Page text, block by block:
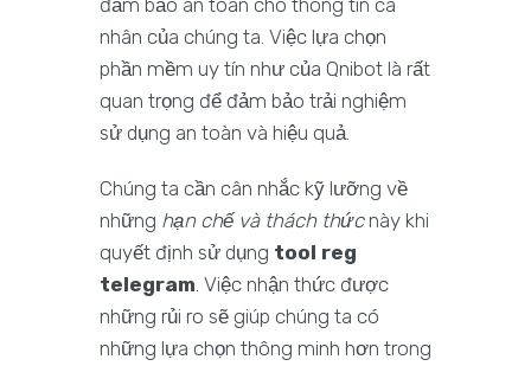
đảm bảo an toàn cho thông tin cá
nhân của chúng ta. Việc lựa chọn
phần mềm uy tín như của Qnibot là rất
quan trọng để đảm bảo trải nghiệm
sử dụng an toàn và hiệu quả.
Chúng ta cần cân nhắc kỹ lưỡng về
những hạn chế và thách thứcnày khi
quyết định sử dụng tool reg
telegram. Việc nhận thức được
những rủi ro sẽ giúp chúng ta có
những lựa chọn thông minh hơn trong